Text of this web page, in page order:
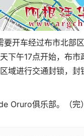
要开车经过布市北部
下午17点开始，布市
域进行交通封锁，
Oruro俱乐部。 （完）